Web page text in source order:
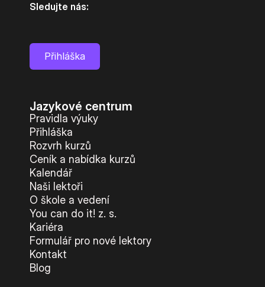
Sledujte nás:
Přihláška
Jazykové centrum
Pravidla výuky
Přihláška
Rozvrh kurzů
Ceník a nabídka kurzů
Kalendář
Naši lektoři
O škole a vedení
You can do it! z. s.
Kariéra
Formulář pro nové lektory
Kontakt
Blog